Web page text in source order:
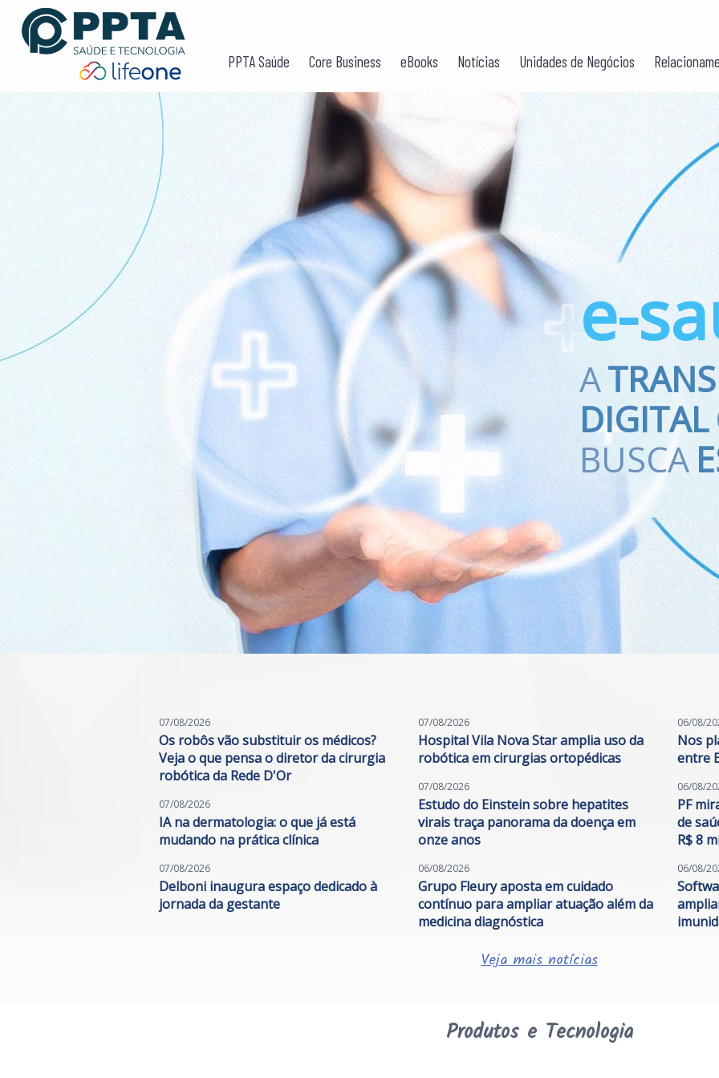
PPTA Saúde Core Business eBooks Notícias Unidades de Negócios
e-
A
DIGITAL
BUSCA
SAIBA COMO
PROMOVER UMA
GESTÃO EFICIENTE
DOS SEUS
PROCESSOS
HOSPITALARES!
07/08/2026
Os robôs vão substituir os médicos?
Veja o que pensa o diretor da cirurgia
robótica da Rede D'Or
07/08/2026
IA na dermatologia: o que já está
mudando na prática clínica
07/08/2026
Delboni inaugura espaço dedicado à
jornada da gestante
07/08/2026
Hospital Vila Nova Star amplia uso da
robótica em cirurgias ortopédicas
07/08/2026
Estudo do Einstein sobre hepatites
virais traça panorama da doença em
onze anos
06/08/2026
Grupo Fleury aposta em cuidado
contínuo para ampliar atuação além da
medicina diagnóstica
06/08/
Nos
entre
06/08/
PF
de
R$ 8
06/08/
Veja mais notícias
Produtos e Tecnologia